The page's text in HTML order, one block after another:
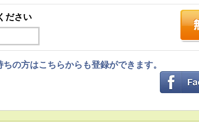
ださい
の方はこちらからも登録ができます。